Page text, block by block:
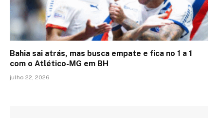
Bahia sai atrás, mas busca empate e fica no 1 a 1
com o Atlético-MG em BH
julho 22, 2026